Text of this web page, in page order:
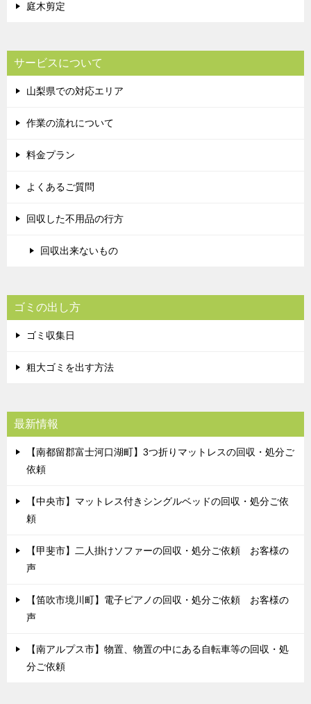
庭木剪定
サービスについて
山梨県での対応エリア
作業の流れについて
料金プラン
よくあるご質問
回収した不用品の行方
回収出来ないもの
ゴミの出し方
ゴミ収集日
粗大ゴミを出す方法
最新情報
【南都留郡富士河口湖町】3つ折りマットレスの回収・処分ご
依頼
【中央市】マットレス付きシングルベッドの回収・処分ご依
頼
【甲斐市】二人掛けソファーの回収・処分ご依頼 お客様の
声
【笛吹市境川町】電子ピアノの回収・処分ご依頼 お客様の
声
【南アルプス市】物置、物置の中にある自転車等の回収・処
分ご依頼